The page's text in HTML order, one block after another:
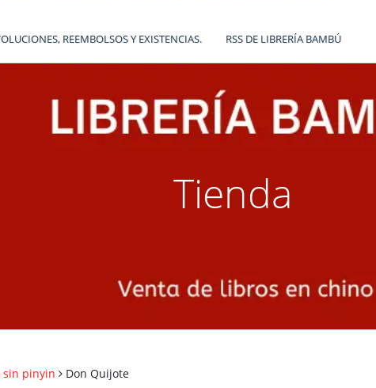
REEMBOLSOS Y EXISTENCIAS. RSS DE LIBRERÍA BAMBÚ
Tienda
sin pinyin Don Quijote